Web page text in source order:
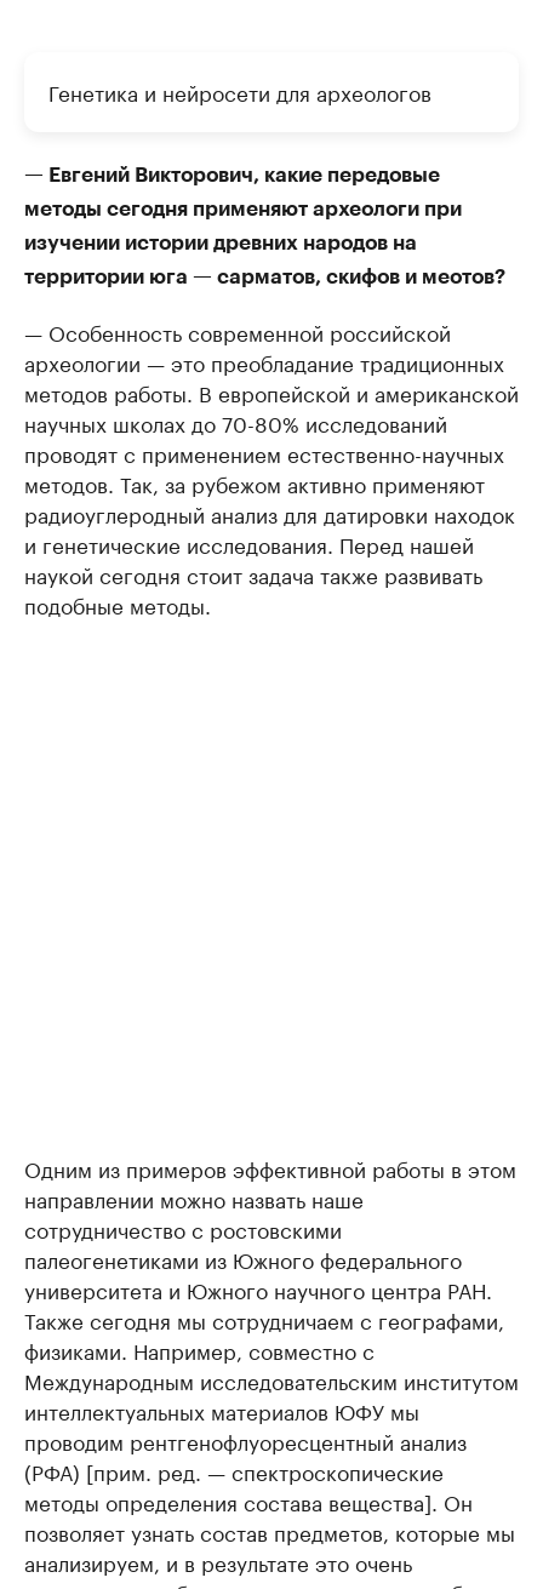
Генетика и нейросети для археологов
— Евгений Викторович, какие передовые
методы сегодня применяют археологи при
изучении истории древних народов на
территории юга — сарматов, скифов и меотов?
— Особенность современной российской
археологии — это преобладание традиционных
методов работы. В европейской и американской
научных школах до 70-80% исследований
проводят с применением естественно-научных
методов. Так, за рубежом активно применяют
радиоуглеродный анализ для датировки находок
и генетические исследования. Перед нашей
наукой сегодня стоит задача также развивать
подобные методы.
Одним из примеров эффективной работы в этом
направлении можно назвать наше
сотрудничество с ростовскими
палеогенетиками из Южного федерального
университета и Южного научного центра РАН.
Также сегодня мы сотрудничаем с географами,
физиками. Например, совместно с
Международным исследовательским институтом
интеллектуальных материалов ЮФУ мы
проводим рентгенофлуоресцентный анализ
(РФА) [прим. ред. — спектроскопические
методы определения состава вещества]. Он
позволяет узнать состав предметов, которые мы
анализируем, и в результате это очень